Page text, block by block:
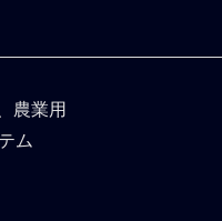
農業用
ム